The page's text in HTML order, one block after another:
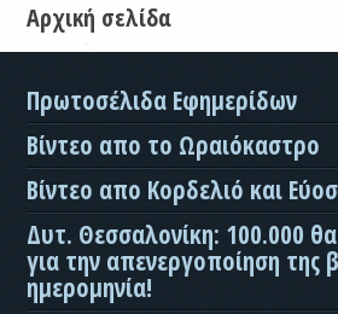
Αρχική σελίδα
Πρωτοσέλιδα Εφημερίδων
Βίντεο απο το Ωραιόκαστρο
Βίντεο απο Κορδελιό και
Δυτ. Θεσσαλονίκη: 100.000
για την απενεργοποίηση της
ημερομηνία!